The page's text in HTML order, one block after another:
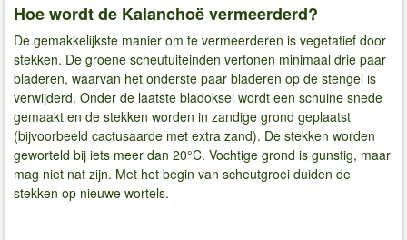
Hoe wordt de Kalanchoë vermeerderd?
De gemakkelijkste manier om te vermeerderen is vegetatief door
stekken. De groene scheutuiteinden vertonen minimaal drie paar
bladeren, waarvan het onderste paar bladeren op de stengel is
verwijderd. Onder de laatste bladoksel wordt een schuine snede
gemaakt en de stekken worden in zandige grond geplaatst
(bijvoorbeeld cactusaarde met extra zand). De stekken worden
geworteld bij iets meer dan 20°C. Vochtige grond is gunstig, maar
mag niet nat zijn. Met het begin van scheutgroei duiden de
stekken op nieuwe wortels.